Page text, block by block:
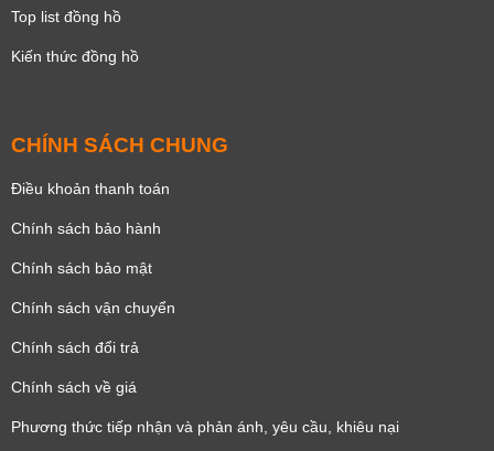
Top list đồng hồ
Kiến thức đồng hồ
CHÍNH SÁCH CHUNG
Điều khoản thanh toán
Chính sách bảo hành
Chính sách bảo mật
Chính sách vận chuyển
Chính sách đổi trả
Chính sách về giá
Phương thức tiếp nhận và phản ánh, yêu cầu, khiêu nại